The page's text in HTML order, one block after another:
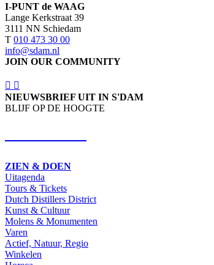
I-PUNT de WAAG
Lange Kerkstraat 39
3111 NN Schiedam
T 010 473 30 00
info@sdam.nl
JOIN OUR COMMUNITY
NIEUWSBRIEF UIT IN S'DAM
BLIJF OP DE HOOGTE
ZIEN & DOEN
Uitagenda
Tours & Tickets
Dutch Distillers District
Kunst & Cultuur
Molens & Monumenten
Varen
Actief, Natuur, Regio
Winkelen